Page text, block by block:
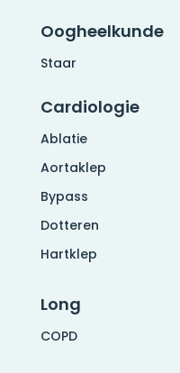
Oogheelkunde
Staar
Cardiologie
Ablatie
Aortaklep
Bypass
Dotteren
Hartklep
Long
COPD